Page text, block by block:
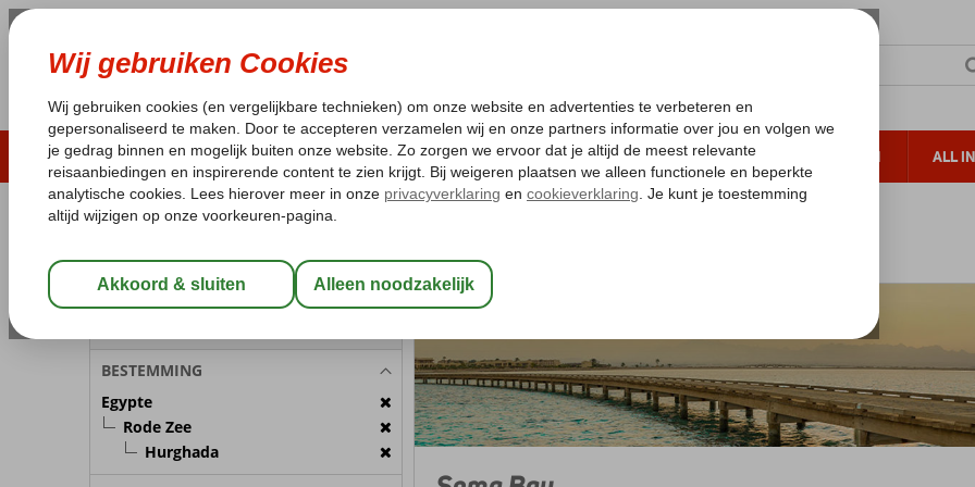
ZOMER 2026 LAST MINUTES WINTERZON ZONVAKANTIES VERRE REIZEN ALL
Laagsteprijsgarantie* Geen fueltoeslag Gratis annuleren*
REISGEZELSCHAP
Kamer 1: 2 Personen
BESTEMMING
Egypte
Rode Zee
Hurghada
Home
Egypte Rode Zee